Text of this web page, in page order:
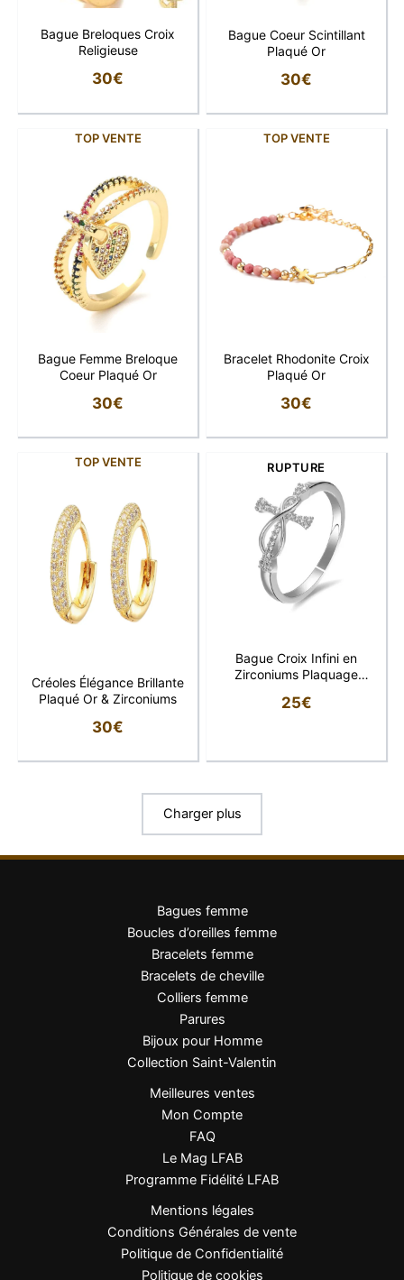
Bague Breloques Croix
Religieuse
30€
Bague Coeur Scintillant
Plaqué Or
30€
TOP VENTE
Bague Femme Breloque
Coeur Plaqué Or
30€
TOP VENTE
Bracelet Rhodonite Croix
Plaqué Or
30€
TOP VENTE
Créoles Élégance Brillante
Plaqué Or & Zirconiums
30€
RUPTURE
Bague Croix Infini en
Zirconiums Plaquage
25€
Charger plus
Bagues femme
Boucles d’oreilles femme
Bracelets femme
Bracelets de cheville
Colliers femme
Parures
Bijoux pour Homme
Collection Saint-Valentin
Meilleures ventes
Mon Compte
FAQ
Le Mag LFAB
Programme Fidélité LFAB
Mentions légales
Conditions Générales de vente
Politique de Confidentialité
Politique de cookies